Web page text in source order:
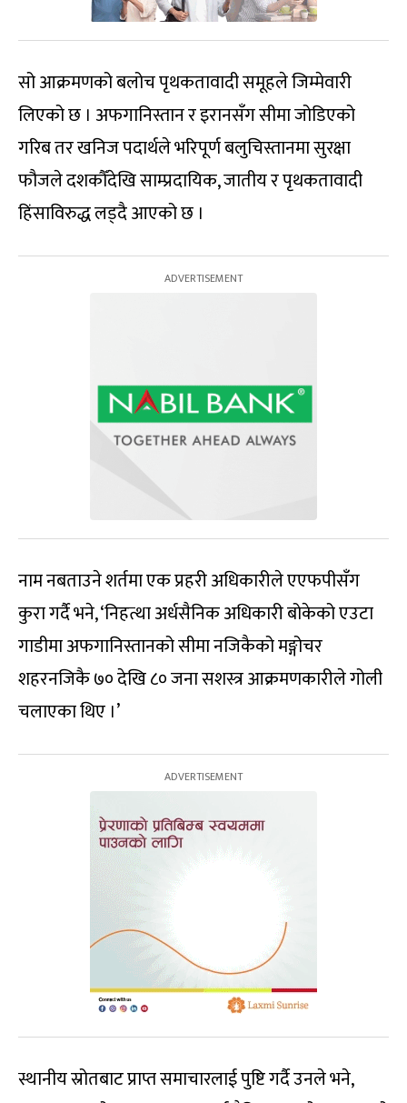
सो आक्रमणको बलोच पृथकतावादी समूहले जिम्मेवारी
लिएको छ । अफगानिस्तान र इरानसँग सीमा जोडिएको
गरिब तर खनिज पदार्थले भरिपूर्ण बलुचिस्तानमा सुरक्षा
फौजले दशकौँदेखि साम्प्रदायिक, जातीय र पृथकतावादी
हिंसाविरुद्ध लड्दै आएको छ ।
नाम नबताउने शर्तमा एक प्रहरी अधिकारीले एएफपीसँग
कुरा गर्दै भने, ‘निहत्था अर्धसैनिक अधिकारी बोकेको एउटा
गाडीमा अफगानिस्तानको सीमा नजिकैको मङ्गोचर
शहरनजिकै ७० देखि ८० जना सशस्त्र आक्रमणकारीले गोली
चलाएका थिए ।’
स्थानीय स्रोतबाट प्राप्त समाचारलाई पुष्टि गर्दै उनले भने,